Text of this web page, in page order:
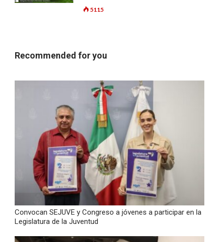
5115
Recommended for you
Convocan SEJUVE y Congreso a jóvenes a participar en la
Legislatura de la Juventud